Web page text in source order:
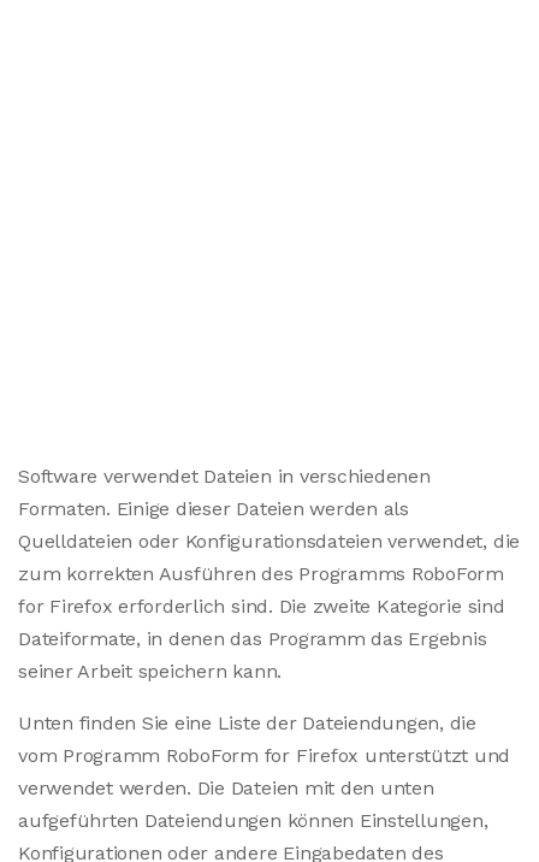
Software verwendet Dateien in verschiedenen
Formaten. Einige dieser Dateien werden als
Quelldateien oder Konfigurationsdateien verwendet, die
zum korrekten Ausführen des Programms RoboForm
for Firefox erforderlich sind. Die zweite Kategorie sind
Dateiformate, in denen das Programm das Ergebnis
seiner Arbeit speichern kann.
Unten finden Sie eine Liste der Dateiendungen, die
vom Programm RoboForm for Firefox unterstützt und
verwendet werden. Die Dateien mit den unten
aufgeführten Dateiendungen können Einstellungen,
Konfigurationen oder andere Eingabedaten des